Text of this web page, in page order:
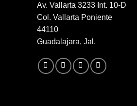
Av. Vallarta 3233 Int. 10-D
Col. Vallarta Poniente
44110
Guadalajara, Jal.